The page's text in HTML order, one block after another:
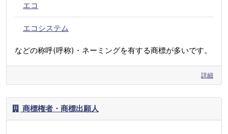
エコ
エコシステム
などの称呼(呼称)・ネーミングを有する商標が多いです。
詳細
商標権者・商標出願人